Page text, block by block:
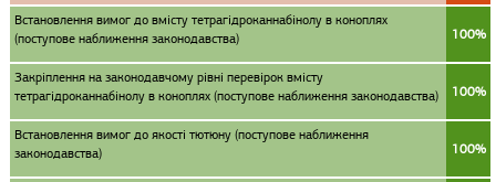
Встановлення вимог до вмісту тетрагідроканнабінолу в коноплях
(поступове наближення законодавства)
100%
Закріплення на законодавчому рівні перевірок вмісту
тетрагідроканнабінолу в коноплях (поступове наближення законодавства)
100%
Встановлення вимог до якості тютюну (поступове наближення
законодавства)
100%